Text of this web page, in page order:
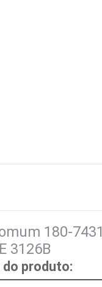
180-
3126B
do produto: